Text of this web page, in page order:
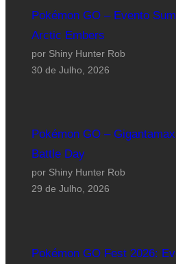
Pokémon GO – Evento
Arctic Embers
por Shiny Hunter Rob
30 de Julho, 2026
Pokémon GO –
Battle Day
por Shiny Hunter Rob
29 de Julho, 2026
Pokémon GO Fest 2026: